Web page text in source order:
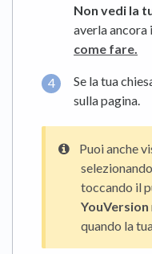
Non vedi la
averla ancora
come fare.
Se la tua
sulla pagina.
Puoi anche
toccando il
YouVersion
quando la